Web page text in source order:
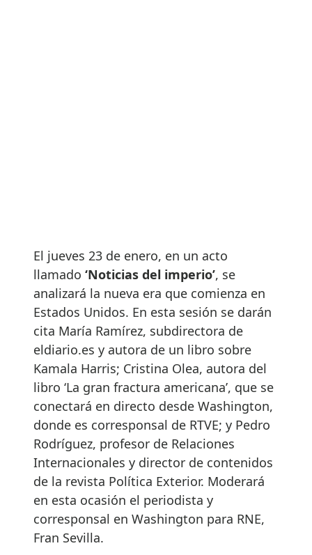
El jueves 23 de enero, en un acto
llamado ‘Noticias del imperio’, se
analizará la nueva era que comienza en
Estados Unidos. En esta sesión se darán
cita María Ramírez, subdirectora de
eldiario.es y autora de un libro sobre
Kamala Harris; Cristina Olea, autora del
libro ‘La gran fractura americana’, que se
conectará en directo desde Washington,
donde es corresponsal de RTVE; y Pedro
Rodríguez, profesor de Relaciones
Internacionales y director de contenidos
de la revista Política Exterior. Moderará
en esta ocasión el periodista y
corresponsal en Washington para RNE,
Fran Sevilla.